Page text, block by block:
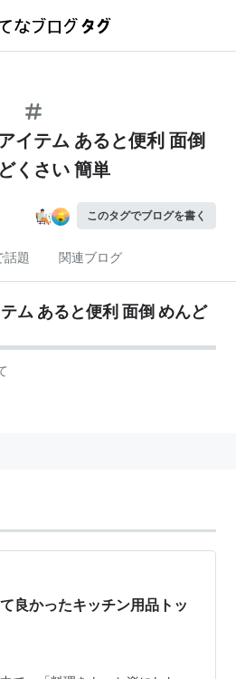
イテム あると便利 面倒
くさい 簡単
このタグでブログを書く
話題 関連ブログ
ム あると便利 面倒 めんど
良かったキッチン用品トッ